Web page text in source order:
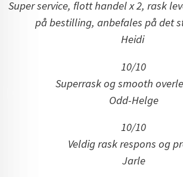
Super service, flott handel x 2, rask
på bestilling, anbefales på det
Heidi
10/10
Superrask og smooth
Odd-Helge
10/10
Veldig rask respons og
Jarle